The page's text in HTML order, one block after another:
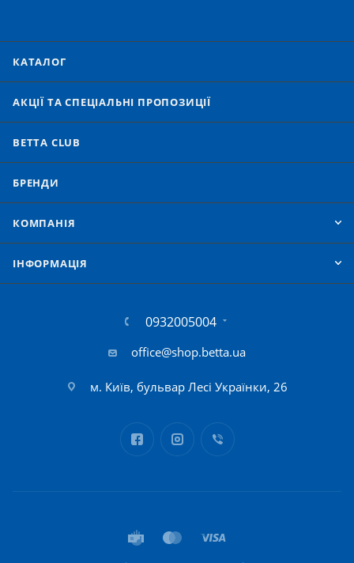
КАТАЛОГ
АКЦІЇ ТА СПЕЦІАЛЬНІ ПРОПОЗИЦІЇ
BETTA CLUB
БРЕНДИ
КОМПАНІЯ
IНФОРМАЦІЯ
0932005004
office@shop.betta.ua
м. Київ, бульвар Лесі Українки, 26